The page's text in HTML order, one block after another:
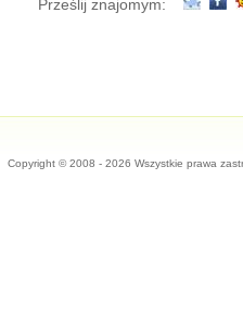
Prześlij znajomym:
Copyright © 2008 - 2026 Wszystkie prawa